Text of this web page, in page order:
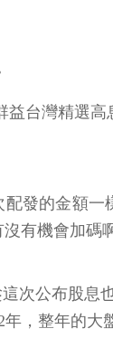
台灣精選
發的金額
有機會加碼
次公布股息
，整年的